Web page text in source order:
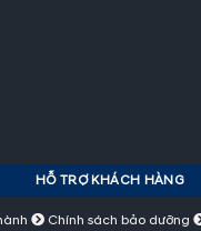
HỖ TRỢ KHÁCH HÀNG
Chính sách bảo dưỡng